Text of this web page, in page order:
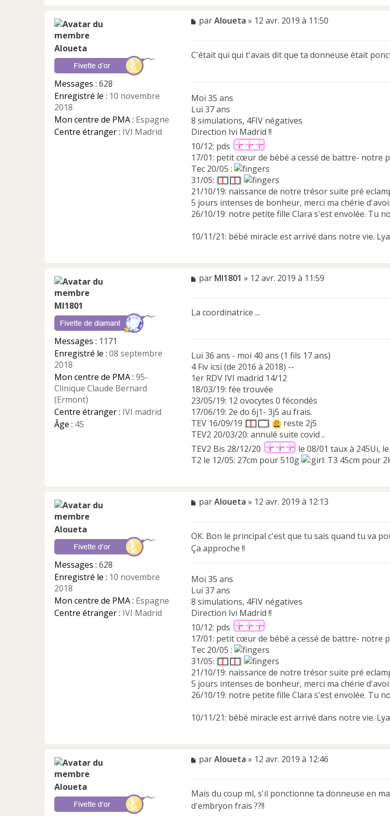
Aloueta
Messages : 628
Enregistré le : 10 novembre
2018
Mon centre de PMA : Espagne
Centre étranger : IVI Madrid
M
s
a
o
n
l
u
parAloueta » 12 avr. 2019 à 11:50
C'était qui qui t'avais dit que ta donneuse était
Moi 35 ans
Lui 37 ans
8 simulations, 4FIV négatives
Direction Ivi Madrid !!
10/12: pds
17/01: petit cœur de bébé a cessé de battre- notre
Tec 20/05 :
31/05:
21/10/19: naissance de notre trésor suite pré
5 jours intenses de bonheur, merci ma chérie
26/10/19: notre petite fille Clara s'est envolée. Tu
10/11/21: bébé miracle est arrivé dans notre vie.
Ml1801
Messages : 1171
Enregistré le : 08 septembre
2018
Mon centre de PMA : 95-
Clinique Claude Bernard
(Ermont)
Centre étranger : IVI madrid
Âge : 45
M
a
o
n
l
u
par Ml1801 » 12 avr. 2019 à 11:59
La coordinatrice ...
Lui 36 ans - moi 40 ans (1 fils 17 ans)
4 Fiv icsi (de 2016 à 2018) --
1er RDV IVI madrid 14/12
18/03/19: fée trouvée
23/05/19: 12 ovocytes 0 fécondés
17/06/19: 2e do 6j1- 3j5 au frais.
TEV 16/09/19
reste 2j5
TEV2 20/03/20: annulé suite covid ..
TEV2 Bis 28/12/20
le 08/01 taux à 245Ui,
T2 le 12/05: 27cm pour 510g
T3 45cm pour
Aloueta
Messages : 628
Enregistré le : 10 novembre
2018
Mon centre de PMA : Espagne
Centre étranger : IVI Madrid
M
s
a
g
o
n
l
u
parAloueta » 12 avr. 2019 à 12:13
OK. Bon le principal c'est que tu sais quand tu va
Ça approche !!
Moi 35 ans
Lui 37 ans
8 simulations, 4FIV négatives
Direction Ivi Madrid !!
10/12: pds
17/01: petit cœur de bébé a cessé de battre- notre
Tec 20/05 :
31/05:
21/10/19: naissance de notre trésor suite pré
5 jours intenses de bonheur, merci ma chérie
26/10/19: notre petite fille Clara s'est envolée. Tu
10/11/21: bébé miracle est arrivé dans notre vie.
Aloueta
M
s
a
g
parAloueta » 12 avr. 2019 à 12:46
Mais du coup ml, s'il ponctionne ta donneuse en
d'embryon frais ??!!